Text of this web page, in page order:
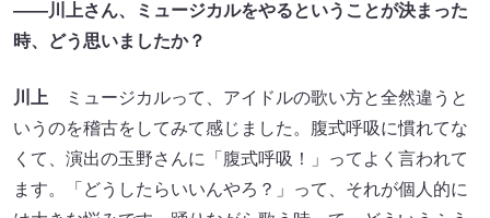
――川上さん、ミュージカルをやるということが決まった
時、どう思いましたか？
川上 ミュージカルって、アイドルの歌い方と全然違うと
いうのを稽古をしてみて感じました。腹式呼吸に慣れてな
くて、演出の玉野さんに「腹式呼吸！」ってよく言われて
ます。「どうしたらいいんやろ？」って、それが個人的に